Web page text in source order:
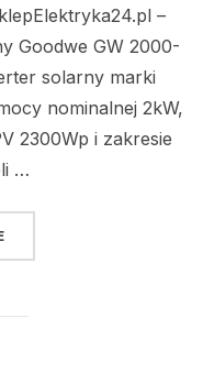
–
Goodwe GW 2000-
solarny marki
nominalnej 2kW,
2300Wp i zakresie
…